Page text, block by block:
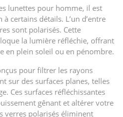
lunettes pour homme, il est
certains détails. L’un d’entre
sont polarisés. Cette
la lumière réfléchie, offrant
en plein soleil ou en pénombre.
pour filtrer les rayons
sur des surfaces planes, telles
Ces surfaces réfléchissantes
gênant et altérer votre
verres polarisés éliminent